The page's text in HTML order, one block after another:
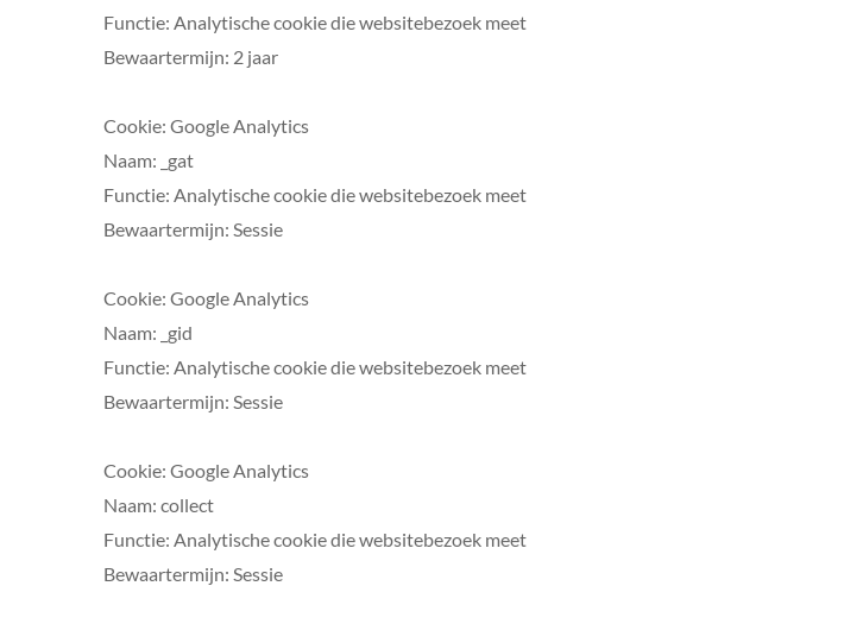
Functie: Analytische cookie die websitebezoek meet
Bewaartermijn: 2 jaar
Cookie: Google Analytics
Naam: _gat
Functie: Analytische cookie die websitebezoek meet
Bewaartermijn: Sessie
Cookie: Google Analytics
Naam: _gid
Functie: Analytische cookie die websitebezoek meet
Bewaartermijn: Sessie
Cookie: Google Analytics
Naam: collect
Functie: Analytische cookie die websitebezoek meet
Bewaartermijn: Sessie